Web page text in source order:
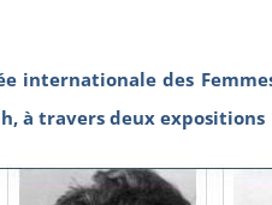
internationale des
à travers deux expositions